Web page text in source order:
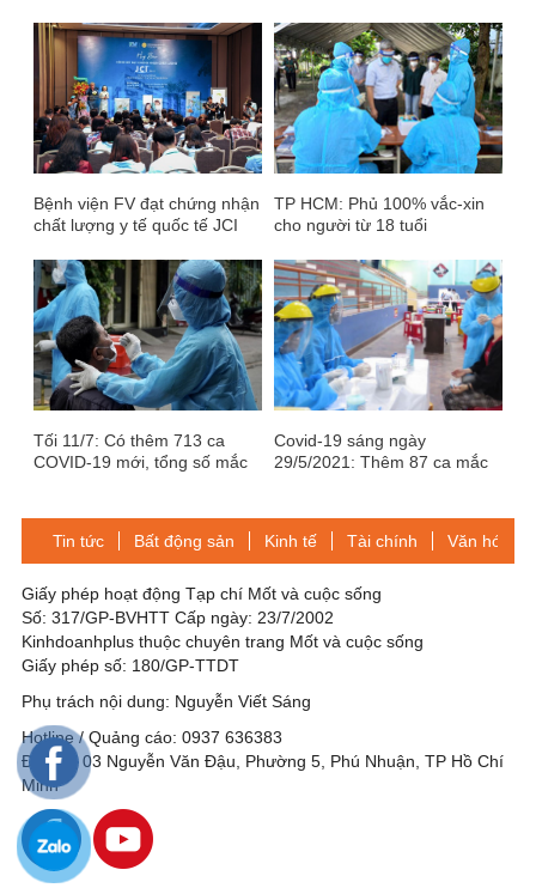
Bệnh viện FV đạt chứng nhận
chất lượng y tế quốc tế JCI
TP HCM: Phủ 100% vắc-xin
cho người từ 18 tuổi
Tối 11/7: Có thêm 713 ca
COVID-19 mới, tổng số mắc
Covid-19 sáng ngày
29/5/2021: Thêm 87 ca mắc
Tin tức
Bất động sản Kinh tế Tài chính Văn hóa-
Giấy phép hoạt động Tạp chí Mốt và cuộc sống
Số: 317/GP-BVHTT Cấp ngày: 23/7/2002
Kinhdoanhplus thuộc chuyên trang Mốt và cuộc sống
Giấy phép số: 180/GP-TTDT
Phụ trách nội dung: Nguyễn Viết Sáng
Hotline / Quảng cáo: 0937 636383
Địa chỉ: 03 Nguyễn Văn Đậu, Phường 5, Phú Nhuận, TP Hồ Chí
Minh